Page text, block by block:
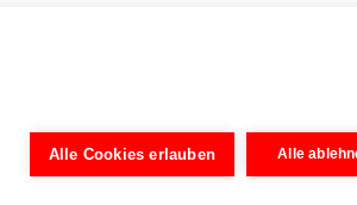
и рекомендации по вопросам
никаких юридических услуг или
и онлайн-формы были созданы юристами
экспертиза адвоката. Обязательную
Alle Cookies erlauben Alle